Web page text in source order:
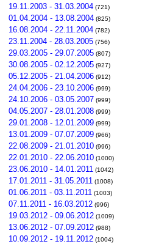
19.11.2003 - 31.03.2004 (721)
01.04.2004 - 13.08.2004 (825)
16.08.2004 - 22.11.2004 (782)
23.11.2004 - 28.03.2005 (756)
29.03.2005 - 29.07.2005 (807)
30.08.2005 - 02.12.2005 (927)
05.12.2005 - 21.04.2006 (912)
24.04.2006 - 23.10.2006 (999)
24.10.2006 - 03.05.2007 (999)
04.05.2007 - 28.01.2008 (999)
29.01.2008 - 12.01.2009 (999)
13.01.2009 - 07.07.2009 (966)
22.08.2009 - 21.01.2010 (996)
22.01.2010 - 22.06.2010 (1000)
23.06.2010 - 14.01.2011 (1042)
17.01.2011 - 31.05.2011 (1008)
01.06.2011 - 03.11.2011 (1003)
07.11.2011 - 16.03.2012 (996)
19.03.2012 - 09.06.2012 (1009)
13.06.2012 - 07.09.2012 (988)
10.09.2012 - 19.11.2012 (1004)